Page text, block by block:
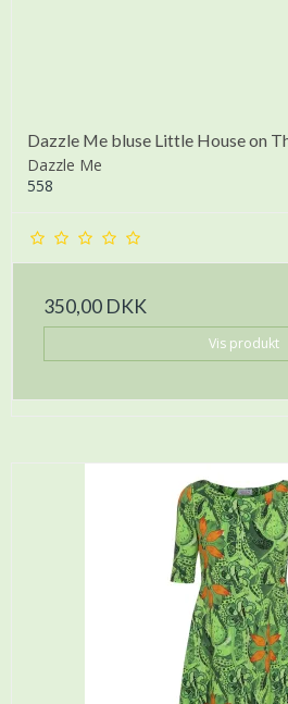
Dazzle Me bluse Little House on
Dazzle Me
558
350,00 DKK
Vis produkt